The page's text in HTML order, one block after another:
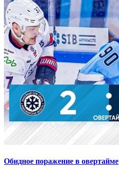
Обидное поражение в овертайме